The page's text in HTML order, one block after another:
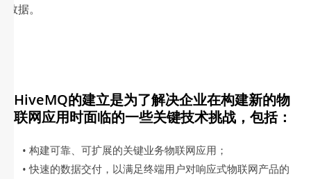
数据。
HiveMQ的建立是为了解决企业在构建新的物
联网应用时面临的一些关键技术挑战，包括：
• 构建可靠、可扩展的关键业务物联网应用；
• 快速的数据交付，以满足终端用户对响应式物联网产品的